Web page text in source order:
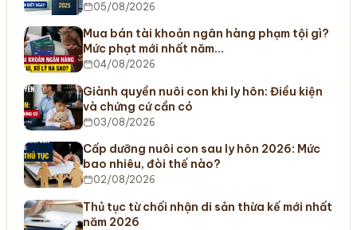
05/08/2026
Mua bán tài khoản ngân hàng phạm tội gì?
Mức phạt mới nhất năm…
04/08/2026
Giành quyền nuôi con khi ly hôn: Điều kiện
và chứng cứ cần có
03/08/2026
Cấp dưỡng nuôi con sau ly hôn 2026: Mức
bao nhiêu, đòi thế nào?
02/08/2026
Thủ tục từ chối nhận di sản thừa kế mới nhất
năm 2026